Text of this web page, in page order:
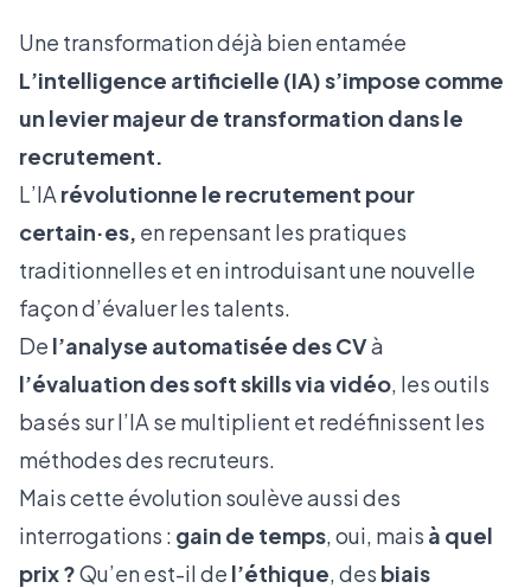
Une transformation déjà bien entamée
L’intelligence artificielle (IA) s’impose comme
un levier majeur de transformation dans le
recrutement.
L’IA révolutionne le recrutement pour
certain·es, en repensant les pratiques
traditionnelles et en introduisant une nouvelle
façon d’évaluer les talents.
De l’analyse automatisée des CVà
l’évaluation des soft skills via vidéo, les outils
basés sur l’IA se multiplient et redéfinissent les
méthodes des recruteurs.
Mais cette évolution soulève aussi des
interrogations : gain de temps, oui, mais à quel
prix ?Qu’en est-il de l’éthique, des biais